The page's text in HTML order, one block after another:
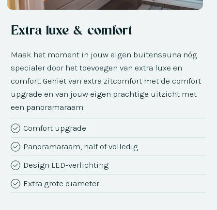
Extra luxe & comfort
Maak het moment in jouw eigen buitensauna nóg
specialer door het toevoegen van extra luxe en
comfort. Geniet van extra zitcomfort met de comfort
upgrade en van jouw eigen prachtige uitzicht met
een panoramaraam.
Comfort upgrade
Panoramaraam, half of volledig
Design LED-verlichting
Extra grote diameter